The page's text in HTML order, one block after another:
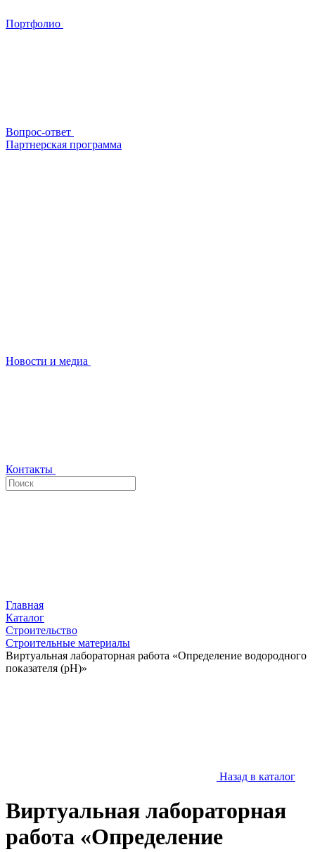
Портфолио
Вопрос-ответ
Партнерская программа
Новости и медиа
Контакты
Главная
Каталог
Строительство
Строительные материалы
Виртуальная лабораторная работа «Определение водородного
показателя (рН)»
Назад в каталог
Виртуальная лабораторная
работа «Определение